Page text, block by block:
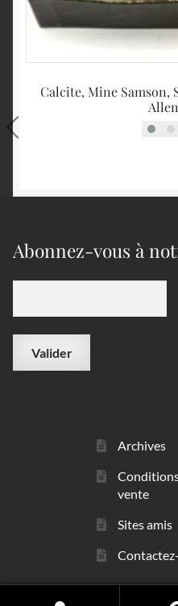
Calcite, Mine Samson,
Abonnez-vous à
Archives
vente
Sites amis